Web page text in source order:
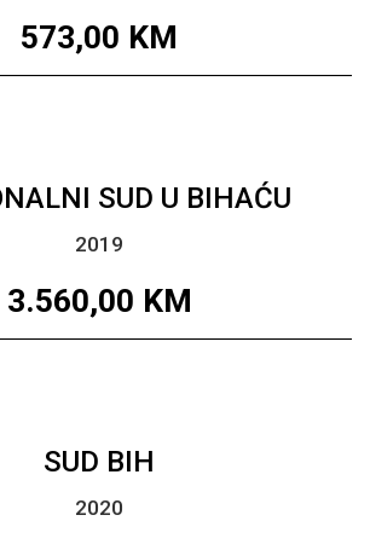
573,00 KM
SUD U BIHAĆU
2019
3.560,00 KM
SUD BIH
2020